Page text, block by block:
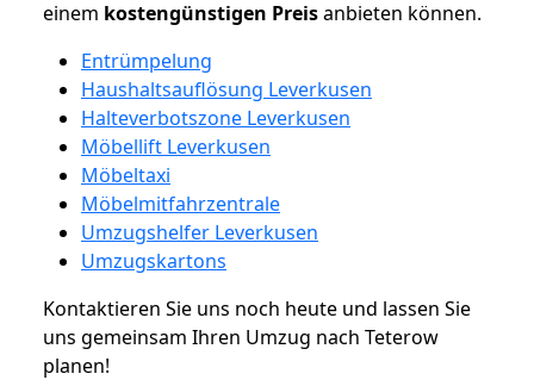
einem kostengünstigen Preisanbieten können.
Entrümpelung
Haushaltsauflösung Leverkusen
Halteverbotszone Leverkusen
Möbellift Leverkusen
Möbeltaxi
Möbelmitfahrzentrale
Umzugshelfer Leverkusen
Umzugskartons
Kontaktieren Sie uns noch heute und lassen Sie
uns gemeinsam Ihren Umzug nach Teterow
planen!